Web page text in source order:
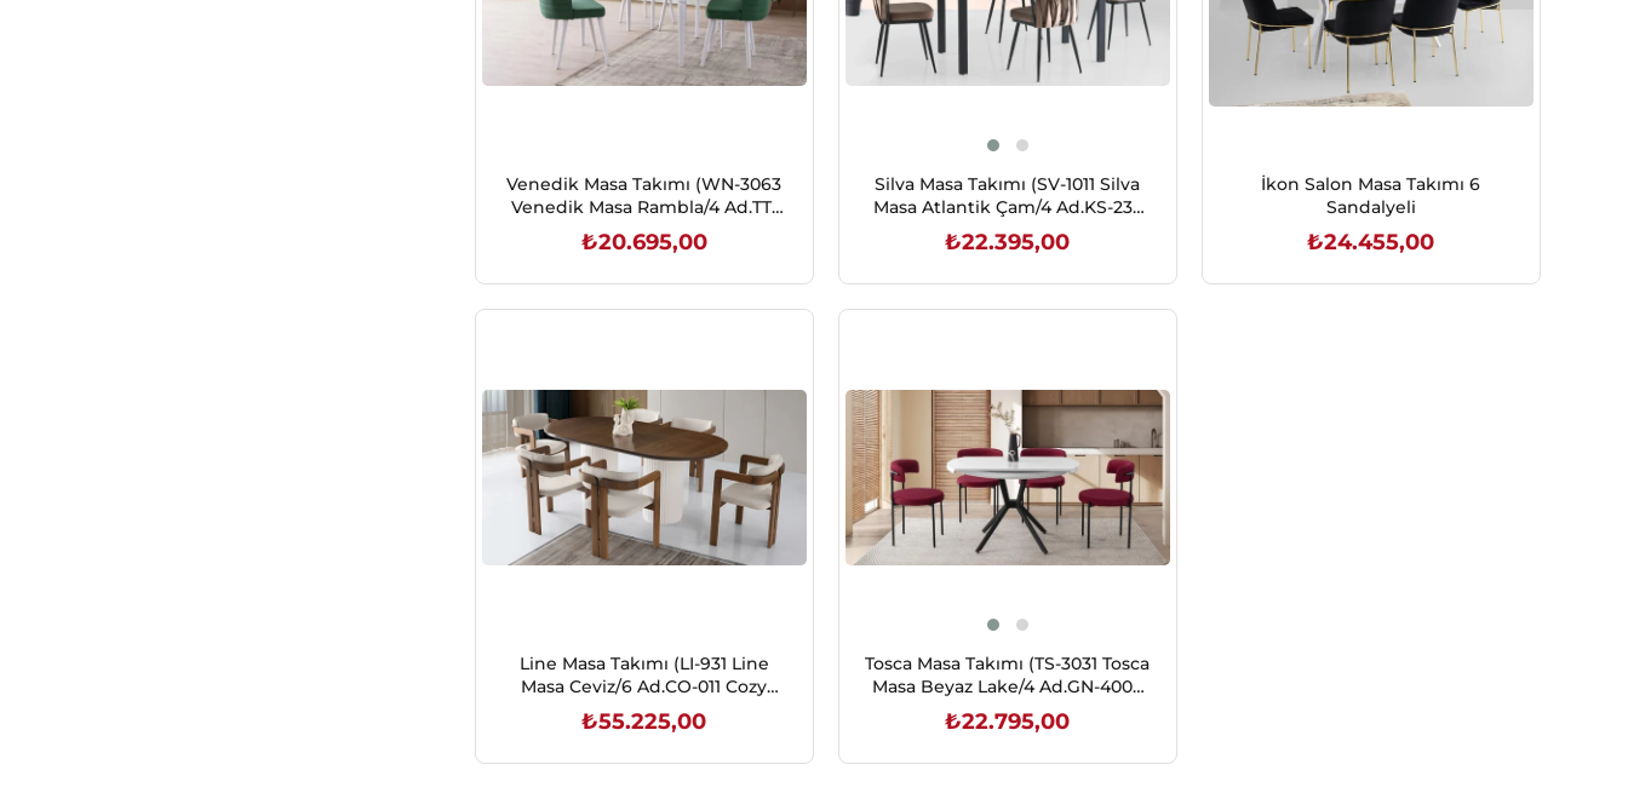
Venedik Masa Takımı (WN-3063
Venedik Masa Rambla/4 Ad.TT-
320 Tutku Sandalye BF-09)
₺20.695,00
Silva Masa Takımı (SV-1011 Silva
Masa Atlantik Çam/4 Ad.KS-233
Kuşaklı Sandalye BF-19)
₺22.395,00
İkon Salon Masa Takımı 6
Sandalyeli
₺24.455,00
Line Masa Takımı (LI-931 Line
Masa Ceviz/6 Ad.CO-011 Cozy
Sandalye V-02)
₺55.225,00
Tosca Masa Takımı (TS-3031 Tosca
Masa Beyaz Lake/4 Ad.GN-4009
Gini Sandalye S-09)
₺22.795,00